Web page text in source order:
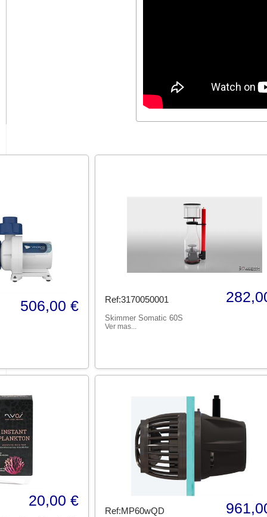
506,00 € Ref:3170050001
Skimmer Somatic 60S
Ver mas...
20,00 €
Ref:MP60wQD